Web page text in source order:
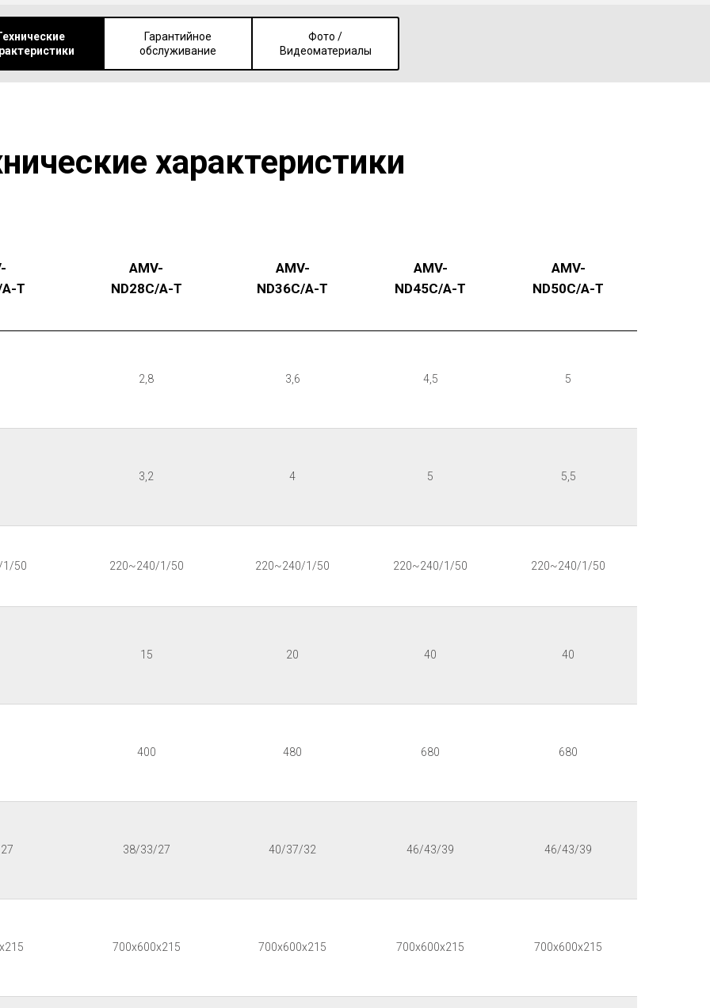
Гарантийное
обслуживание
Фото /
Видеоматериалы
характеристики
T
AMV-
ND28С/A-T
AMV-
ND36С/A-T
AMV-
ND45С/A-T
AMV-
ND50С/A-T
2,8 3,6 4,5 5
3,2 4 5 5,5
1/50 220~240/1/50 220~240/1/50 220~240/1/50 220~240/1/50
15 20 40 40
400 480 680 680
38/33/27 40/37/32 46/43/39 46/43/39
700x600x215 700x600x215 700x600x215 700x600x215